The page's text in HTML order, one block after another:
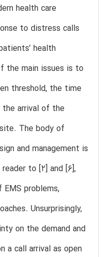
health care
to distress calls
health
the main issues is to
threshold, the time
arrival of the
The body of
and management is
to [2] and [6],
problems,
Unsurprisingly,
on the demand and
a call arrival as open